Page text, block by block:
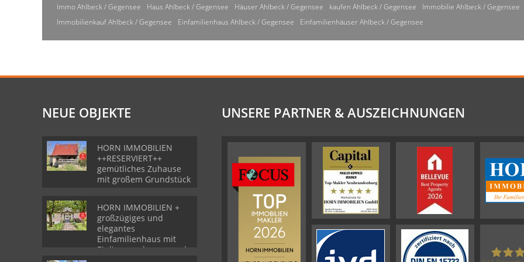
Immo Ahlbeck / Gegensee Haus Ahlbeck / Gegensee Häuser Ahlbeck / Gegensee kaufen Ahlbeck / Gegensee
Immobilie Ahlbeck / Gegensee
Immobilienkauf Ahlbeck / Gegensee
Einfamilienhaus Ahlbeck / Gegensee Einfamilienhäuser Ahlbeck / Gegensee
NEUE OBJEKTE
HORN IMMOBILIEN
++RESERVIERT++
gemütliches Zuhause
mit großem Grundstück
HORN IMMOBILIEN +
großzügiges und
elegantes
Einfamilienhaus mit
Einliegerwohnung und
UNSERE PARTNER & AUSZEICHNUNGEN